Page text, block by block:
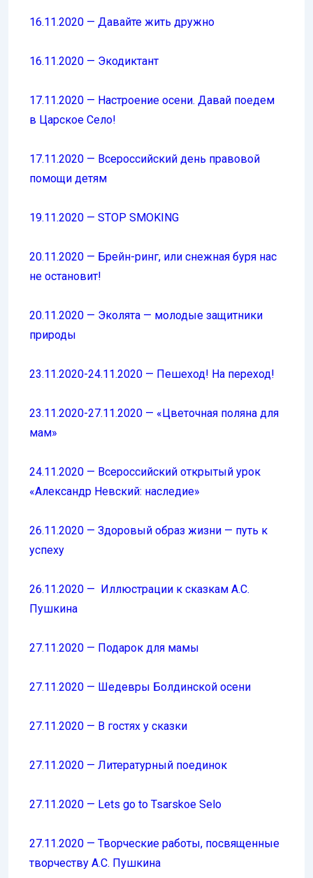
16.11.2020 — Давайте жить дружно
16.11.2020 — Экодиктант
17.11.2020 — Настроение осени. Давай поедем
в Царское Село!
17.11.2020 — Всероссийский день правовой
помощи детям
19.11.2020 — STOP SMOKING
20.11.2020 — Брейн-ринг, или снежная буря нас
не остановит!
20.11.2020 — Эколята — молодые защитники
природы
23.11.2020-24.11.2020 — Пешеход! На переход!
23.11.2020-27.11.2020 — «Цветочная поляна для
мам»
24.11.2020 — Всероссийский открытый урок
«Александр Невский: наследие»
26.11.2020 — Здоровый образ жизни — путь к
успеху
26.11.2020 — Иллюстрации к сказкам А.С.
Пушкина
27.11.2020 — Подарок для мамы
27.11.2020 — Шедевры Болдинской осени
27.11.2020 — В гостях у сказки
27.11.2020 — Литературный поединок
27.11.2020 — Lets go to Tsarskoe Selo
27.11.2020 — Творческие работы, посвященные
творчеству А.С. Пушкина